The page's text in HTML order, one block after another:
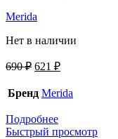
Merida
Нет в наличии
690₽ 621 ₽
Бренд Merida
Подробнее
Быстрый просмотр